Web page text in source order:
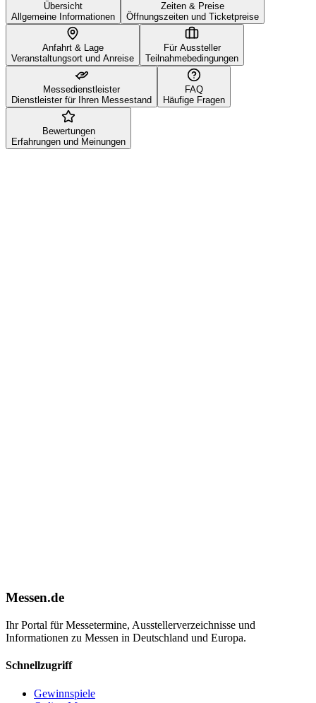
Übersicht
Allgemeine Informationen
Zeiten & Preise
Öffnungszeiten und Ticketpreise
Anfahrt & Lage
Veranstaltungsort und Anreise
Für Aussteller
Teilnahmebedingungen
Messedienstleister
Dienstleister für Ihren Messestand
FAQ
Häufige Fragen
Bewertungen
Erfahrungen und Meinungen
Messen.de
Ihr Portal für Messetermine, Ausstellerverzeichnisse und
Informationen zu Messen in Deutschland und Europa.
Schnellzugriff
Gewinnspiele